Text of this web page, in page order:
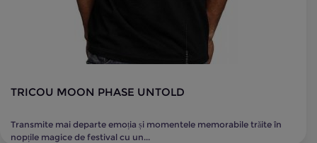
TRICOU MOON PHASE UNTOLD
Transmite mai departe emoția și momentele memorabile trăite în
nopțile magice de festival cu un...